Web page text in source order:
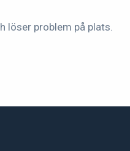
löser problem på plats.